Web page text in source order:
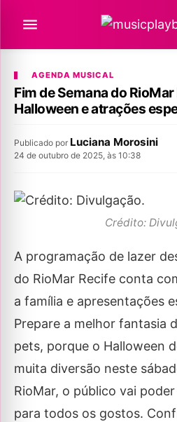
AGENDA MUSICAL
Fim de Semana do
Halloween e atrações
Publicado por Luciana Morosini
24 de outubro de 2025, às 10:38
Crédito:
A programação de lazer
do RioMar Recife conta
a família e apresentações
Prepare a melhor fantasia
pets, porque o Halloween
muita diversão neste
RioMar, o público vai
para todos os gostos.